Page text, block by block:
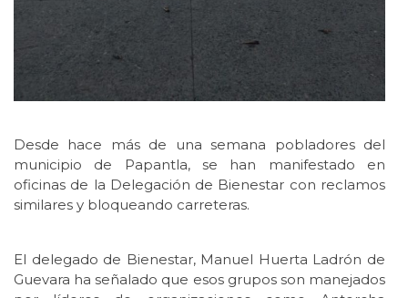
Desde hace más de una semana pobladores del
municipio de Papantla, se han manifestado en
oficinas de la Delegación de Bienestar con reclamos
similares y bloqueando carreteras.
El delegado de Bienestar, Manuel Huerta Ladrón de
Guevara ha señalado que esos grupos son manejados